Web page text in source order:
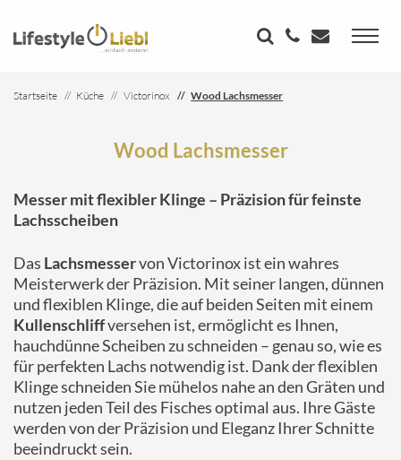
Startseite Küche Victorinox Wood Lachsmesser
Wood Lachsmesser
Messer mit flexibler Klinge – Präzision für feinste
Lachsscheiben
Das Lachsmesservon Victorinox ist ein wahres
Meisterwerk der Präzision. Mit seiner langen, dünnen
und flexiblen Klinge, die auf beiden Seiten mit einem
Kullenschliffversehen ist, ermöglicht es Ihnen,
hauchdünne Scheiben zu schneiden – genau so, wie es
für perfekten Lachs notwendig ist. Dank der flexiblen
Klinge schneiden Sie mühelos nahe an den Gräten und
nutzen jeden Teil des Fisches optimal aus. Ihre Gäste
werden von der Präzision und Eleganz Ihrer Schnitte
beeindruckt sein.